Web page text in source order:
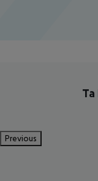
Previous